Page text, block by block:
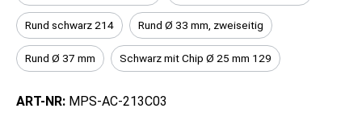
Rund schwarz 214 Rund Ø 33 mm, zweiseitig
Rund Ø 37 mm Schwarz mit Chip Ø 25 mm 129
ART-NR: MPS-AC-213C03